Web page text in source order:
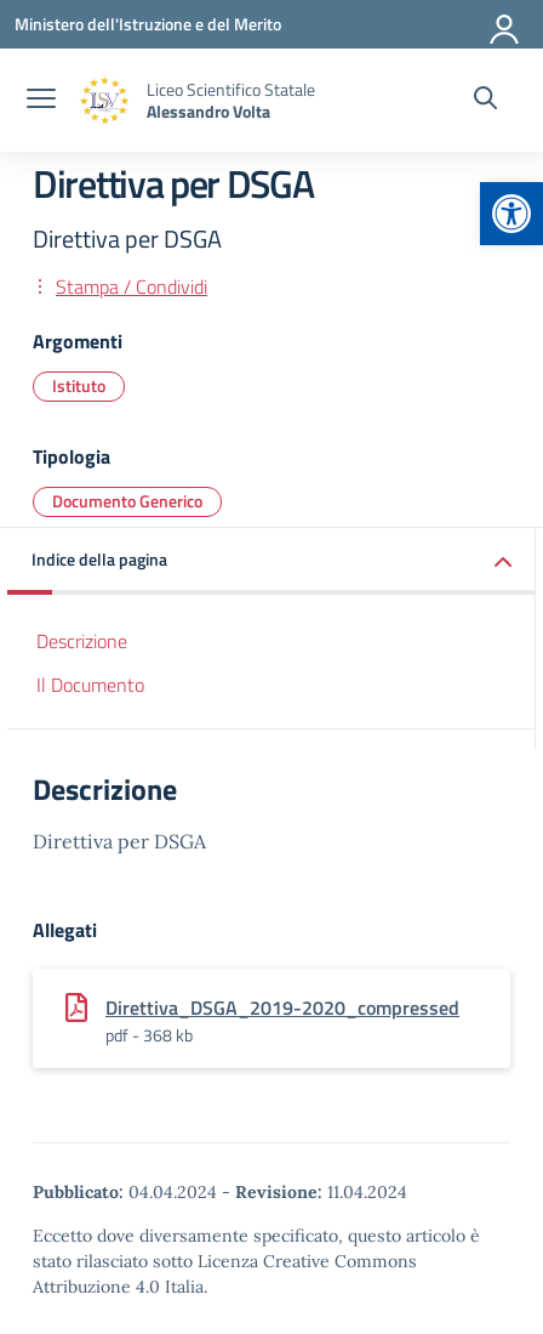
Vai ai contenuti
Vai al menu di navigazione
Vai al footer
Ministero dell'Istruzione e del Merito
Liceo Scientifico Statale
Alessandro Volta
Direttiva per DSGA
Direttiva per DSGA
Stampa / Condividi
Argomenti
Istituto
Tipologia
Documento Generico
Indice della pagina
Descrizione
Il Documento
Descrizione
Direttiva per DSGA
Allegati
Direttiva_DSGA_2019-2020_compressed
pdf - 368 kb
Pubblicato: 04.04.2024 - Revisione: 11.04.2024
Eccetto dove diversamente specificato, questo articolo è
stato rilasciato sotto Licenza Creative Commons
Attribuzione 4.0 Italia.